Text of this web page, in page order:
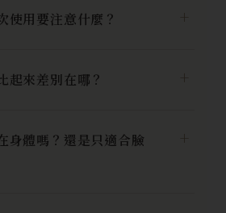
使用要注意什麼？
起來差別在哪？
身體嗎？還是只適合臉